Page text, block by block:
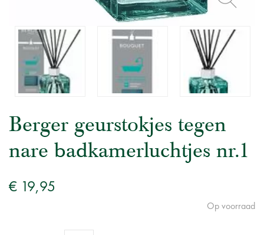
Berger geurstokjes tegen
nare badkamerluchtjes nr.1
€ 19,95
Op voorraad